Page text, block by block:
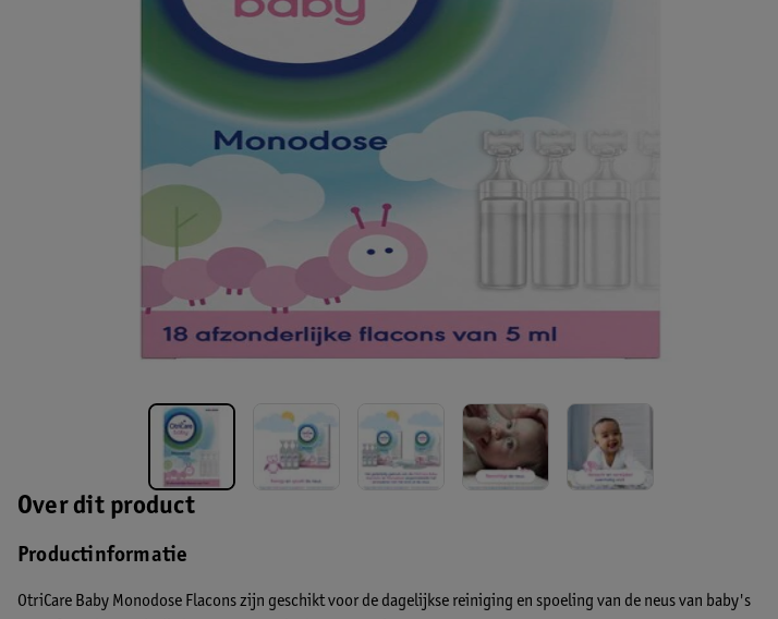
Over dit product
Productinformatie
OtriCare Baby Monodose Flacons zijn geschikt voor de dagelijkse reiniging en spoeling van de neus van baby's